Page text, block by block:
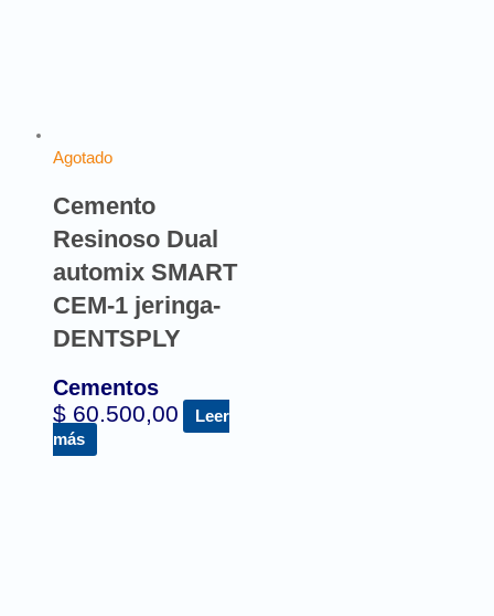
Agotado
Cemento
Resinoso Dual
automix SMART
CEM-1 jeringa-
DENTSPLY
Cementos
$ 60.500,00
Leer
más